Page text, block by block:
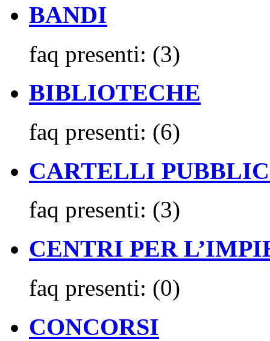
BANDI
faq presenti: (3)
BIBLIOTECHE
faq presenti: (6)
CARTELLI
faq presenti: (3)
CENTRI PER
faq presenti: (0)
CONCORSI